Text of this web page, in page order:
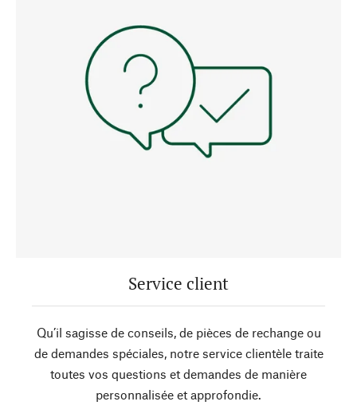
Service client
Qu’il sagisse de conseils, de pièces de rechange ou
de demandes spéciales, notre service clientèle traite
toutes vos questions et demandes de manière
personnalisée et approfondie.